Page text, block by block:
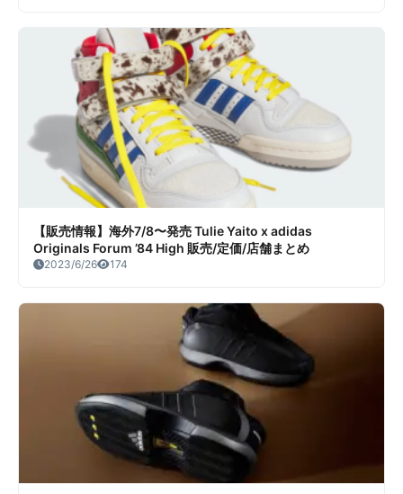
【販売情報】海外7/8〜発売 Tulie Yaito x adidas
Originals Forum ’84 High 販売/定価/店舗まとめ
2023/6/26 174